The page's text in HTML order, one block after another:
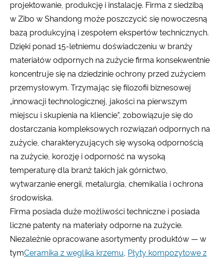
projektowanie, produkcję i instalację. Firma z siedzibą
w Zibo w Shandong może poszczycić się nowoczesną
bazą produkcyjną i zespołem ekspertów technicznych.
Dzięki ponad 15-letniemu doświadczeniu w branży
materiałów odpornych na zużycie firma konsekwentnie
koncentruje się na dziedzinie ochrony przed zużyciem
przemysłowym. Trzymając się filozofii biznesowej
„innowacji technologicznej, jakości na pierwszym
miejscu i skupienia na kliencie”, zobowiązuje się do
dostarczania kompleksowych rozwiązań odpornych na
zużycie, charakteryzujących się wysoką odpornością
na zużycie, korozję i odporność na wysoką
temperaturę dla branż takich jak górnictwo,
wytwarzanie energii, metalurgia, chemikalia i ochrona
środowiska.
Firma posiada duże możliwości techniczne i posiada
liczne patenty na materiały odporne na zużycie.
Niezależnie opracowane asortymenty produktów — w
tymCeramika z węglika krzemu, Płyty kompozytowe z